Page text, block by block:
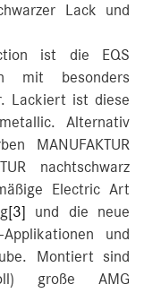
Lack und
ist die EQS
mit besonders
Lackiert ist diese
Alternativ
MANUFAKTUR
nachtschwarz
Electric Art
[3] und die neue
und
Montiert sind
große AMG